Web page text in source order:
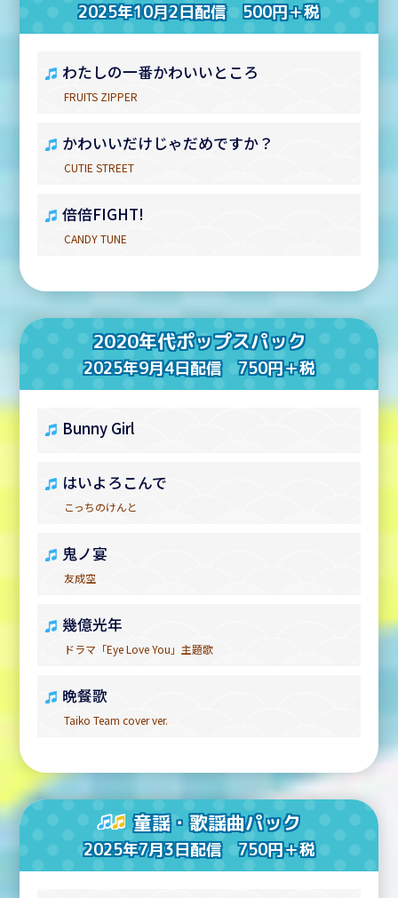
2025年10月2日配信 500円＋税
わたしの一番かわいいところ
FRUITS ZIPPER
かわいいだけじゃだめですか？
CUTIE STREET
倍倍FIGHT!
CANDY TUNE
2020年代ポップスパック
2025年9月4日配信 750円＋税
Bunny Girl
はいよろこんで
こっちのけんと
鬼ノ宴
友成空
幾億光年
ドラマ「Eye Love You」主題歌
晩餐歌
Taiko Team cover ver.
童謡・歌謡曲パック
2025年7月3日配信 750円＋税